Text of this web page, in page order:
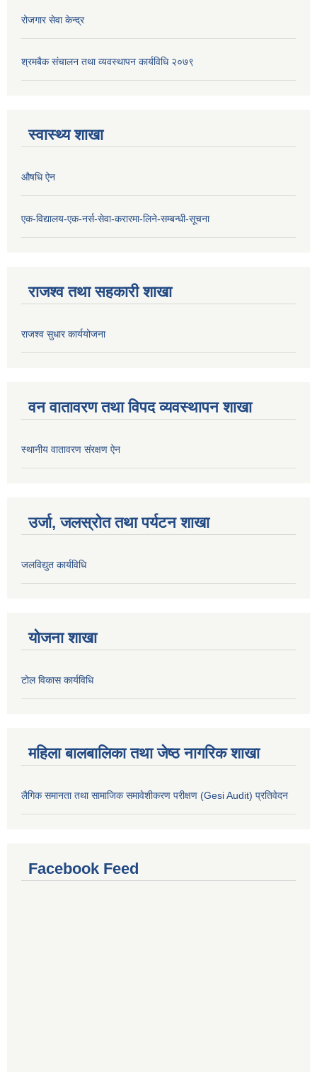
रोजगार सेवा केन्द्र
श्रमबैक संचालन तथा व्यवस्थापन कार्यविधि २०७९
स्वास्थ्य शाखा
औषधि ऐन
एक-विद्यालय-एक-नर्स-सेवा-करारमा-लिने-सम्बन्धी-सूचना
राजश्व तथा सहकारी शाखा
राजश्व सुधार कार्ययोजना
वन वातावरण तथा विपद व्यवस्थापन शाखा
स्थानीय वातावरण संरक्षण ऐन
उर्जा, जलस्रोत तथा पर्यटन शाखा
जलविद्युत कार्यविधि
योजना शाखा
टोल विकास कार्यविधि
महिला बालबालिका तथा जेष्ठ नागरिक शाखा
लैगिक समानता तथा सामाजिक समावेशीकरण परीक्षण (Gesi Audit) प्रतिवेदन
Facebook Feed